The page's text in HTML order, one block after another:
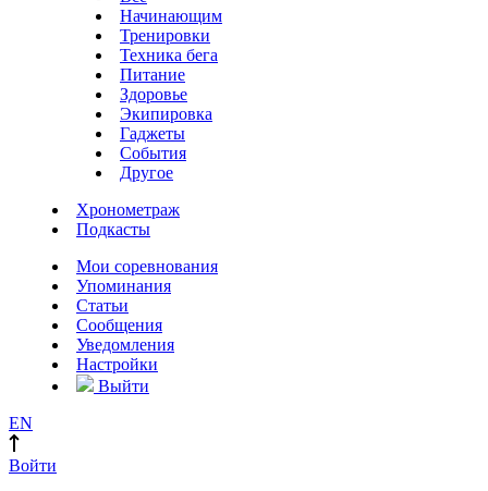
Начинающим
Тренировки
Техника бега
Питание
Здоровье
Экипировка
Гаджеты
События
Другое
Хронометраж
Подкасты
Мои соревнования
Упоминания
Статьи
Сообщения
Уведомления
Настройки
Выйти
EN
Войти